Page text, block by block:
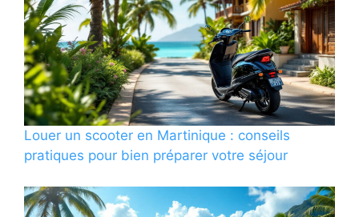
Louer un scooter en Martinique : conseils
pratiques pour bien préparer votre séjour